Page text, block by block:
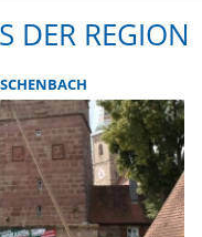
DER REGION